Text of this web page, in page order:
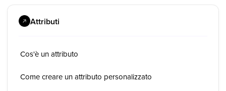
Attributi
Cos'è un attributo
Come creare un attributo personalizzato